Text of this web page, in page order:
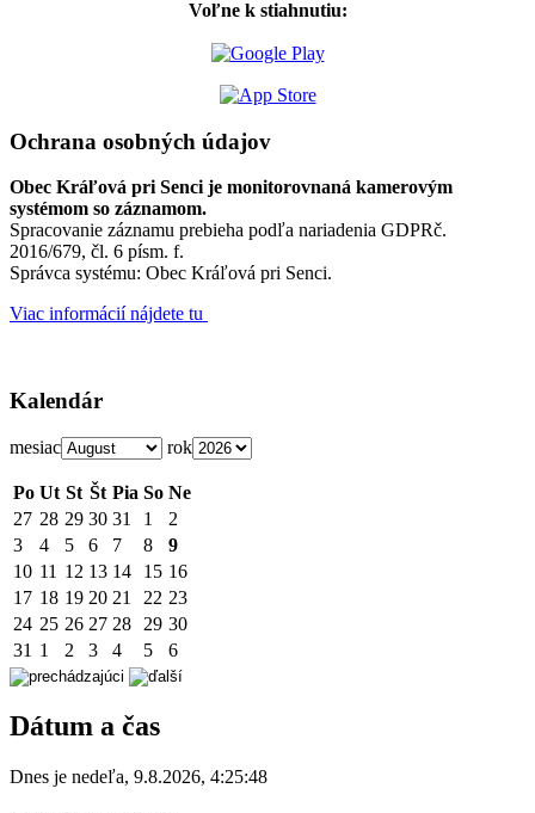
Voľne k stiahnutiu:
Ochrana osobných údajov
Obec Kráľová pri Senci je monitorovnaná kamerovým
systémom so záznamom.
Spracovanie záznamu prebieha podľa nariadenia GDPRč.
2016/679, čl. 6 písm. f.
Správca systému: Obec Kráľová pri Senci.
Viac informácií nájdete tu
Kalendár
mesiac rok
Po Ut St Št Pia So Ne
27 28 29 30 31 1
2
3
4 5 6 7 8
9
10 11 12 13 14 15 16
17 18 19 20 21 22 23
24 25 26 27 28 29 30
31 1 2 3 4 5 6
Dátum a čas
Dnes je nedeľa, 9.8.2026, 4:25:48